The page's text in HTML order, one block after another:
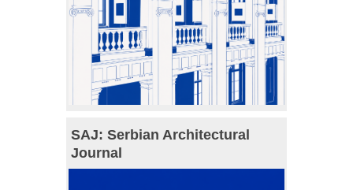
SAJ: Serbian Architectural
Journal